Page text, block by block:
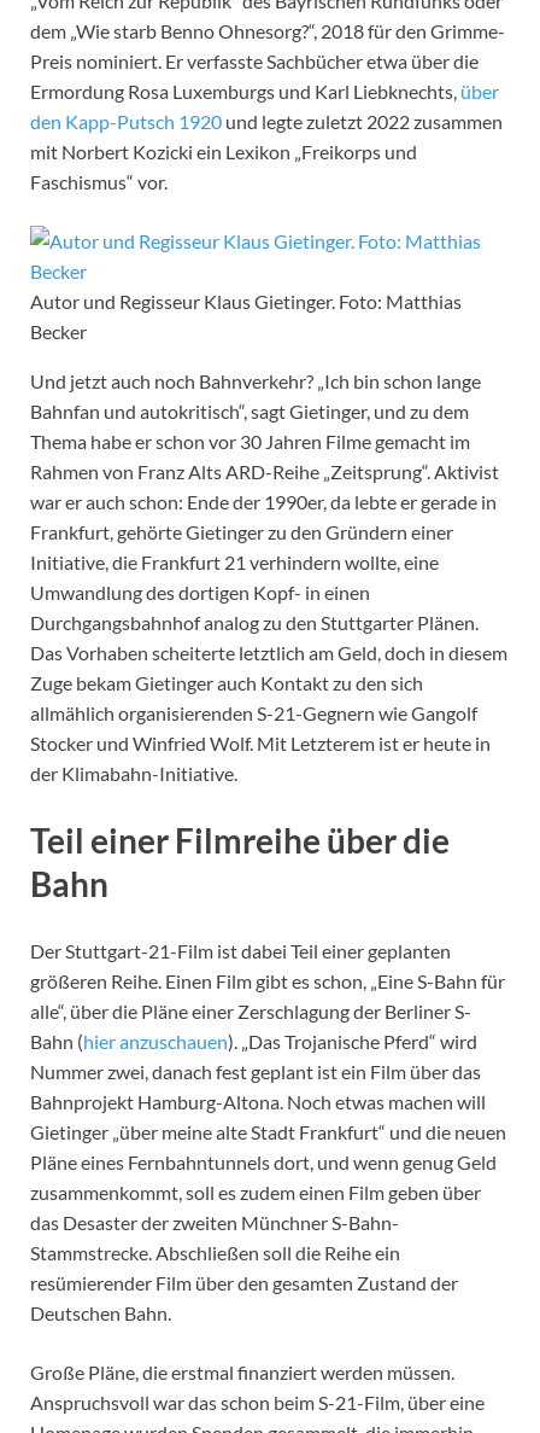
dem „Wie starb Benno Ohnesorg?“, 2018 für den Grimme-
Preis nominiert. Er verfasste Sachbücher etwa über die
Ermordung Rosa Luxemburgs und Karl Liebknechts, über
den Kapp-Putsch 1920 und legte zuletzt 2022 zusammen
mit Norbert Kozicki ein Lexikon „Freikorps und
Faschismus“ vor.
Autor und Regisseur Klaus Gietinger. Foto: Matthias
Becker
Und jetzt auch noch Bahnverkehr? „Ich bin schon lange
Bahnfan und autokritisch“, sagt Gietinger, und zu dem
Thema habe er schon vor 30 Jahren Filme gemacht im
Rahmen von Franz Alts ARD-Reihe „Zeitsprung“. Aktivist
war er auch schon: Ende der 1990er, da lebte er gerade in
Frankfurt, gehörte Gietinger zu den Gründern einer
Initiative, die Frankfurt 21 verhindern wollte, eine
Umwandlung des dortigen Kopf- in einen
Durchgangsbahnhof analog zu den Stuttgarter Plänen.
Das Vorhaben scheiterte letztlich am Geld, doch in diesem
Zuge bekam Gietinger auch Kontakt zu den sich
allmählich organisierenden S-21-Gegnern wie Gangolf
Stocker und Winfried Wolf. Mit Letzterem ist er heute in
der Klimabahn-Initiative.
Teil einer Filmreihe über die
Bahn
Der Stuttgart-21-Film ist dabei Teil einer geplanten
größeren Reihe. Einen Film gibt es schon, „Eine S-Bahn für
alle“, über die Pläne einer Zerschlagung der Berliner S-
Bahn (hier anzuschauen). „Das Trojanische Pferd“ wird
Nummer zwei, danach fest geplant ist ein Film über das
Bahnprojekt Hamburg-Altona. Noch etwas machen will
Gietinger „über meine alte Stadt Frankfurt“ und die neuen
Pläne eines Fernbahntunnels dort, und wenn genug Geld
zusammenkommt, soll es zudem einen Film geben über
das Desaster der zweiten Münchner S-Bahn-
Stammstrecke. Abschließen soll die Reihe ein
resümierender Film über den gesamten Zustand der
Deutschen Bahn.
Große Pläne, die erstmal finanziert werden müssen.
Anspruchsvoll war das schon beim S-21-Film, über eine